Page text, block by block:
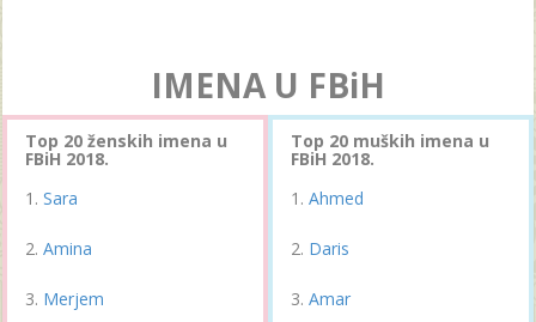
IMENA U FBiH
Top 20 ženskih imena u
FBiH 2018.
Sara
Amina
Merjem
Top 20 muških imena u
FBiH 2018.
Ahmed
Daris
Amar